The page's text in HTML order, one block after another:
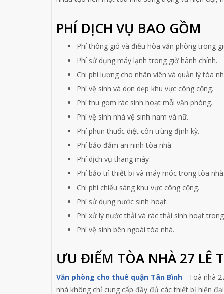
PHÍ DỊCH VỤ BAO GỒM
Phí thông gió và điều hòa văn phòng trong
Phí sử dụng máy lạnh trong giờ hành chính.
Chi phí lương cho nhân viên và quản lý tòa
Phí vệ sinh và dọn dẹp khu vực công cộng.
Phí thu gom rác sinh hoạt mỗi văn phòng.
Phí vệ sinh nhà vệ sinh nam và nữ.
Phí phun thuốc diệt côn trùng định kỳ.
Phí bảo đảm an ninh tòa nhà.
Phí dịch vụ thang máy.
Phí bảo trì thiết bị và máy móc trong tòa nhà.
Chi phí chiếu sáng khu vực công cộng.
Phí sử dụng nước sinh hoạt.
Phí xử lý nước thải và rác thải sinh hoạt
Phí vệ sinh bên ngoài tòa nhà.
ƯU ĐIỂM TÒA NHÀ 27 LÊ
Văn phòng cho thuê quận Tân Bình- Toà nhà
nhà không chỉ cung cấp đầy đủ các thiết bị hiện